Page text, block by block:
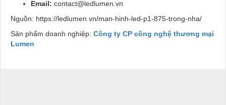
Email: contact@ledlumen.vn
Nguồn: https://ledlumen.vn/man-hinh-led-p1-875-trong-nha/
Sản phẩm doanh nghiệp: Công ty CP công nghệ thương mại
Lumen